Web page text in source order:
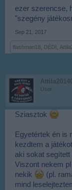
ezer szerencse,
"szegény
Sep 21, 2017
flashman18 DÉDI
User
Sziasztok
Egyetértek én is
kezdtem a
aki sokat segített
Viszont nekem
nekik
(pl.
mind